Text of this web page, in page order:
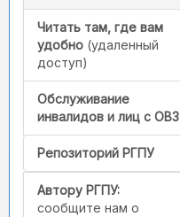
Читать там, где вам
удобно (удаленный
доступ)
Обслуживание
инвалидов и лиц с ОВЗ
Репозиторий РГПУ
Автору РГПУ:
сообщите нам о